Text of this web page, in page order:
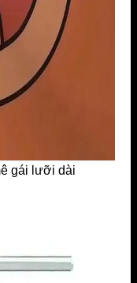
gái lưỡi dài